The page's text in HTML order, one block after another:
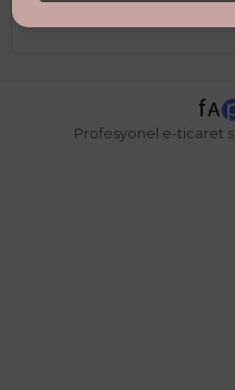
Profesyonel e-ticaret